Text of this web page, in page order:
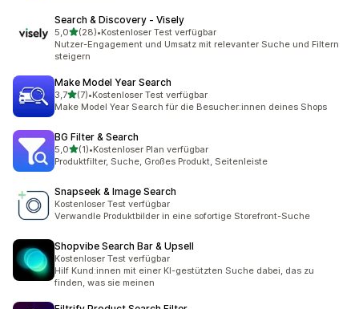
Search & Discovery ‑ Visely
5,0von 5 Sternen
(28)
28 Rezensionen insgesamt
•Kostenloser Test verfügbar
Nutzer-Engagement und Umsatz mit relevanter Suche und Filtern
steigern
Make Model Year Search
3,7von 5 Sternen
(7)
7 Rezensionen insgesamt
•Kostenloser Test verfügbar
Make Model Year Search für die Besucher:innen deines Shops
BG Filter & Search
5,0von 5 Sternen
(1)
1 Rezensionen insgesamt
•Kostenloser Plan verfügbar
Produktfilter, Suche, Großes Produkt, Seitenleiste
Snapseek & Image Search
Kostenloser Test verfügbar
Verwandle Produktbilder in eine sofortige Storefront-Suche
Shopvibe Search Bar & Upsell
Kostenloser Test verfügbar
Hilf Kund:innen mit einer KI-gestützten Suche dabei, das zu
finden, was sie meinen